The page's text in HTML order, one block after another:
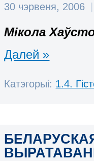
30 чэрвеня, 2006 |
Мікола
Далей »
Катэгорыі: 1.4.